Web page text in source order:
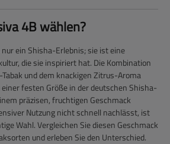
4B wählen?
ein Shisha-Erlebnis; sie ist eine
die sie inspiriert hat. Die Kombination
und dem knackigen Zitrus-Aroma
einer festen Größe in der deutschen Shisha-
präzisen, fruchtigen Geschmack
Nutzung nicht schnell nachlässt, ist
Wahl. Vergleichen Sie diesen Geschmack
und erleben Sie den Unterschied.